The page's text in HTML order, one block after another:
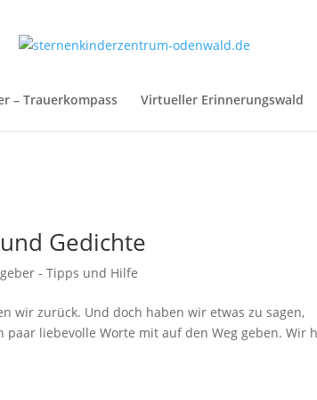
– Trauerkompass Virtueller Erinnerungswald
Gedichte
- Tipps und Hilfe
wir zurück. Und doch haben wir etwas zu sagen,
liebevolle Worte mit auf den Weg geben. Wir